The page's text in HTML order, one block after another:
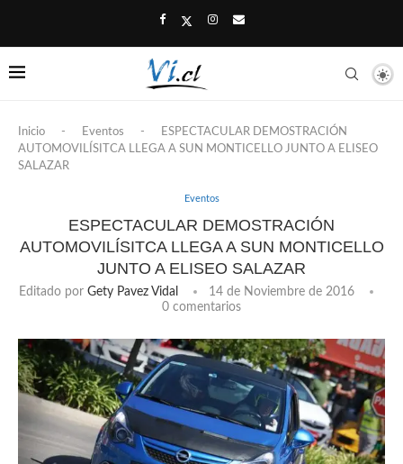
Inicio - Eventos -
ESPECTACULAR DEMOSTRACIÓN
AUTOMOVILÍSITCA LLEGA A SUN MONTICELLO JUNTO A ELISEO
SALAZAR
Eventos
ESPECTACULAR DEMOSTRACIÓN
AUTOMOVILÍSITCA LLEGA A SUN MONTICELLO
JUNTO A ELISEO SALAZAR
Editado por Gety Pavez Vidal
14 de Noviembre de 2016
0 comentarios